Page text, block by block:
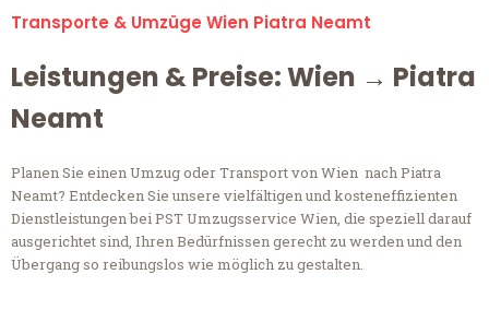
Transporte & Umzüge Wien Piatra Neamt
Leistungen & Preise: Wien → Piatra
Neamt
Planen Sie einen Umzug oder Transport von Wien nach Piatra
Neamt? Entdecken Sie unsere vielfältigen und kosteneffizienten
Dienstleistungen bei PST Umzugsservice Wien, die speziell darauf
ausgerichtet sind, Ihren Bedürfnissen gerecht zu werden und den
Übergang so reibungslos wie möglich zu gestalten.